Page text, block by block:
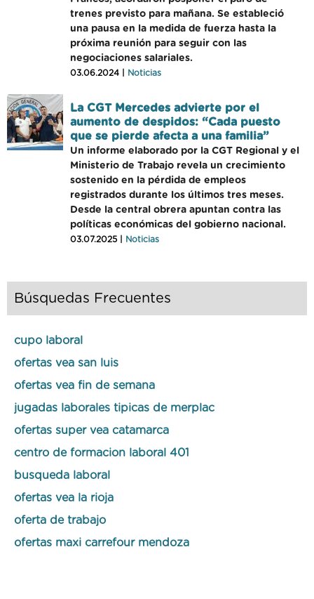
trenes previsto para mañana. Se estableció
una pausa en la medida de fuerza hasta la
próxima reunión para seguir con las
negociaciones salariales.
03.06.2024 | Noticias
La CGT Mercedes advierte por el
aumento de despidos: “Cada puesto
que se pierde afecta a una familia”
Un informe elaborado por la CGT Regional y el
Ministerio de Trabajo revela un crecimiento
sostenido en la pérdida de empleos
registrados durante los últimos tres meses.
Desde la central obrera apuntan contra las
políticas económicas del gobierno nacional.
03.07.2025 | Noticias
Búsquedas Frecuentes
cupo laboral
ofertas vea san luis
ofertas vea fin de semana
jugadas laborales tipicas de merplac
ofertas super vea catamarca
centro de formacion laboral 401
busqueda laboral
ofertas vea la rioja
oferta de trabajo
ofertas maxi carrefour mendoza